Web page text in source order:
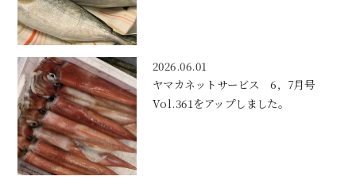
2026.06.01
ヤマカネットサービス 6，7月号
Vol.361をアップしました。